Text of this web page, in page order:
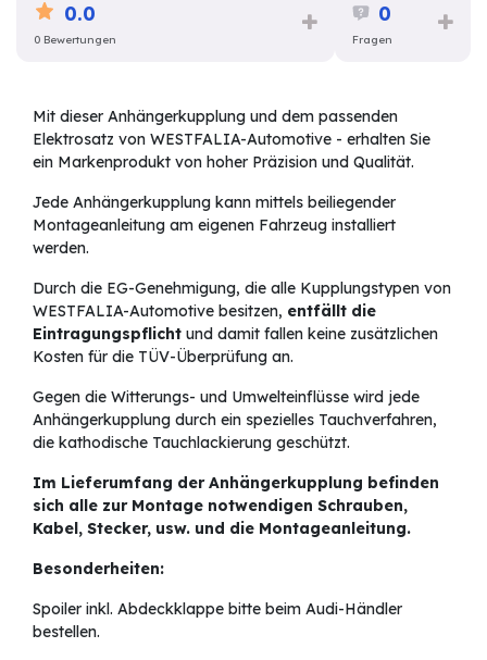
0.0
0 Bewertungen
0
Fragen
Mit dieser Anhängerkupplung und dem passenden
Elektrosatz von WESTFALIA-Automotive - erhalten Sie
ein Markenprodukt von hoher Präzision und Qualität.
Jede Anhängerkupplung kann mittels beiliegender
Montageanleitung am eigenen Fahrzeug installiert
werden.
Durch die EG-Genehmigung, die alle Kupplungstypen von
WESTFALIA-Automotive besitzen, entfällt die
Eintragungspflicht und damit fallen keine zusätzlichen
Kosten für die TÜV-Überprüfung an.
Gegen die Witterungs- und Umwelteinflüsse wird jede
Anhängerkupplung durch ein spezielles Tauchverfahren,
die kathodische Tauchlackierung geschützt.
Im Lieferumfang der Anhängerkupplung befinden
sich alle zur Montage notwendigen Schrauben,
Kabel, Stecker, usw. und die Montageanleitung.
Besonderheiten:
Spoiler inkl. Abdeckklappe bitte beim Audi-Händler
bestellen.